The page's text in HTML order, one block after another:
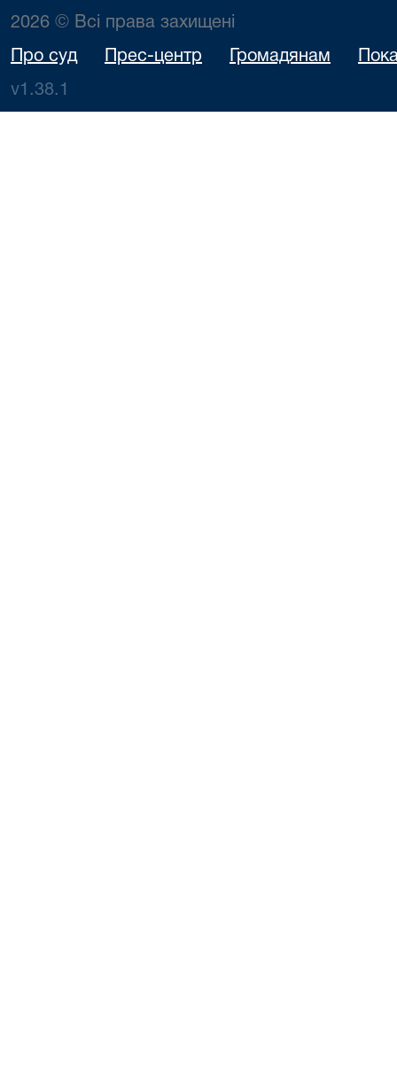
2026 © Всі права захищені
Про суд Прес-центр Громадянам
v1.38.1